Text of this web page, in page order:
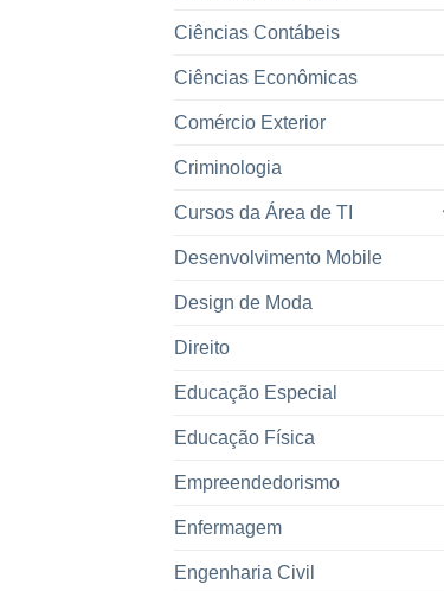
Ciências Contábeis
Ciências Econômicas
Comércio Exterior
Criminologia
Cursos da Área de TI
Desenvolvimento Mobile
Design de Moda
Direito
Educação Especial
Educação Física
Empreendedorismo
Enfermagem
Engenharia Civil